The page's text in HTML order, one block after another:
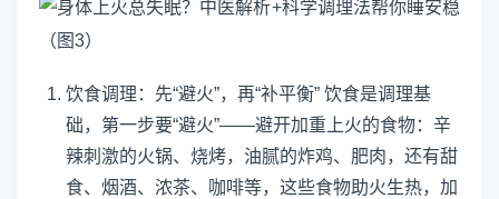
饮食调理：先“避火”，再“补平衡” 饮食是调理基
础，第一步要“避火”——避开加重上火的食物：辛
辣刺激的火锅、烧烤，油腻的炸鸡、肥肉，还有甜
食、烟酒、浓茶、咖啡等，这些食物助火生热，加